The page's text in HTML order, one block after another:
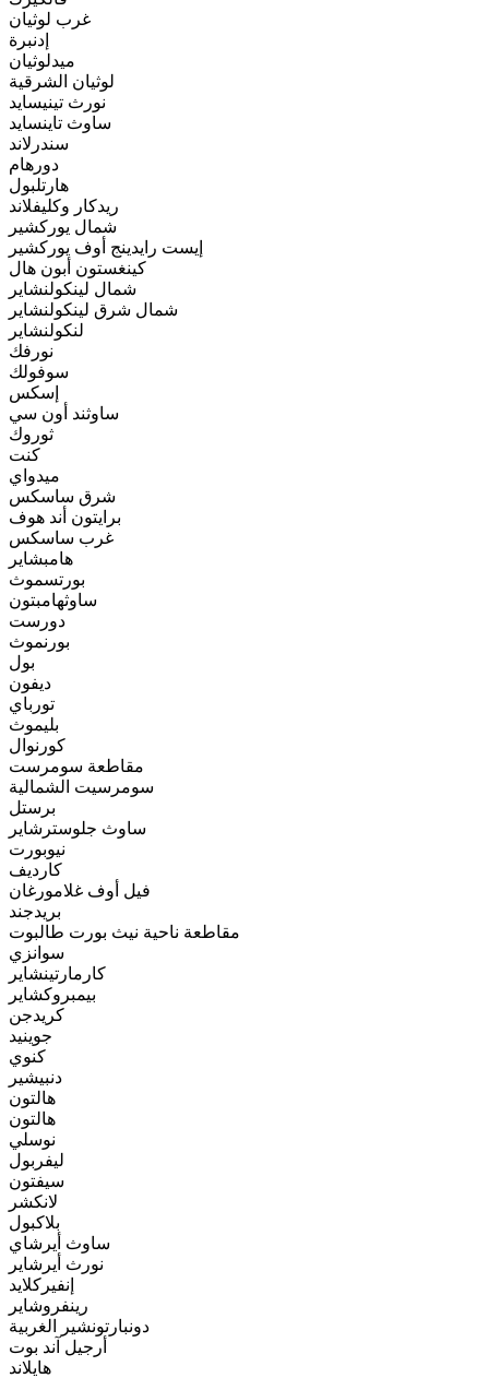
غرب لوثيان
إدنبرة
ميدلوثيان
لوثيان الشرقية
نورث تينيسايد
ساوث تاينسايد
سندرلاند
دورهام
هارتلبول
ريدكار وكليفلاند
شمال يوركشير
إيست رايدينج أوف يوركشير
كينغستون أبون هال
شمال لينكولنشاير
شمال شرق لينكولنشاير
لنكولنشاير
نورفك
سوفولك
إسكس
ساوثند أون سي
ثوروك
كنت
ميدواي
شرق ساسكس
برايتون أند هوف
غرب ساسكس
هامبشاير
بورتسموث
ساوثهامبتون
دورست
بورنموث
بول
ديفون
تورباي
بليموث
كورنوال
مقاطعة سومرست
سومرسيت الشمالية
برستل
ساوث جلوسترشاير
نيوبورت
كارديف
فيل أوف غلامورغان
بريدجند
مقاطعة ناحية نيث بورت طالبوت
سوانزي
كارمارتينشاير
بيمبروكشاير
كريدجن
جوينيد
كنوي
دنبيشير
هالتون
هالتون
نوسلي
ليفربول
سيفتون
لانكشر
بلاكبول
ساوث أيرشاي
نورث أيرشاير
إنفيركلايد
رينفروشاير
دونبارتونشير الغربية
أرجيل آند بوت
هايلاند